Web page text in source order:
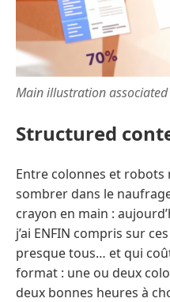
Main illustration
Structured
Entre colonnes et
sombrer dans le
crayon en main :
j’ai ENFIN compris sur
presque tous… et qui
format : une ou deux
deux bonnes heures à